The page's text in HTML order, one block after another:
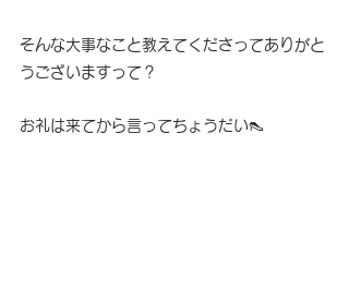
そんな大事なこと教えてくださってありがと
うございますって？
お礼は来てから言ってちょうだい👠